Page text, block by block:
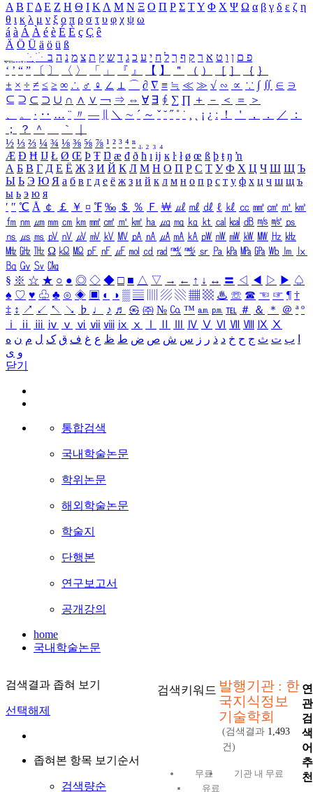
Α Β ΓΔ Ε Ζ Η Θ Ι ΚΛ Μ Ν Ξ Ο Π Ρ Σ ΤΥ Φ Χ Ψ Ω α β γ δ ε ζ η
θ ι κ λ μ ν ξ ο π ρ σ τ υ φ χ ψ ω
á à Á À é è É È ç Ç ê
Ä Ö Ü ä ö ü ß
ִֶֹ ֻּ ׁׂ פ ם ן ו ט א ר ק ף ך ל ח י ע כ ג ד ש ץ ת צ מ נ ה ב
‘ ’ “ ” 〔 〕 〈 〉 「 」 『 』 【 】 ＂ （ ） ［ ］ ｛ ｝
± × ÷ ≠ ≤ ≥ ∞ ∴ ♂ ♀ ∠ ⊥ ⌒ ∂ ∇ ≡ ≒ ≪ ≫ √ ∽ ∝ ∵ ∫ ∬ ∈ ∋
⊆ ⊇ ⊂ ⊃ ∪ ∩ ∧ ∨ ￢ ⇒ ⇔ ∀ ∃ ∮ ∑ ∏ ＋ － ＜ ＝
＞
、
。 · ‥ … ¨ 〃 ― ＼ ∼ ´ ～ ˇ ˘ ˝ ˚ ˙ ¸ ¡ ¿ ː ！ ＇ ， ． ／
：
；
？ ＾ ｀
½ ⅓ ⅔ ¼ ¾ ⅛ ⅜ ⅝ ⅞ ¹ ² ³ ⁴ ⁿ ₁ ₂ ₃ ₄
Æ Ð Ħ Ĳ Ł Ø Œ Þ Ŧ Ŋ æ đ ð ħ ı ĳ ĸ ŀ ł ø œ ß þ ŧ ŋ ŉ
А Б В Г Д Е Ё Ж З И Й К Л М Н О П Р С Т У Ф Х Ц Ч Ш Щ Ъ
Ы Ь Э Ю Я а б в г д е ё ж з и й к л м н о п р с т у ф х ц ч ш щ ъ
ы ь э ю я
′ ″ ℃ Å ￠ ￡ ￥ ¤ ℉ ‰ ＄ ％ Ｆ ￦ ㎕ ㎖ ㎗ ℓ ㎘ ㏄ ㎣ ㎤ ㎥ ㎦
㎙ ㎚ ㎛ ㎜ ㎝ ㎞ ㎟ ㎠ ㎡ ㎢ ㏊ ㎍ ㎎ ㎏ ㏏ ㎈ ㎉ ㏈ ㎧ ㎨ ㎰
㎱ ㎲ ㎳ ㎴ ㎵ ㎶ ㎷ ㎸ ㎹ ㎀ ㎁ ㎂ ㎃ ㎄ ㎺ ㎻ ㎽ ㎾ ㎿ ㎐ ㎑
㎒ ㎓ ㎔ Ω ㏀ ㏁ ㎊ ㎋ ㎌ ㏖ ㏅ ㎭ ㎮ ㎯ ㏛ ㎩ ㎪ ㎫ ㎬ ㏝ ㏐
㏓
㏃ ㏉ ㏜ ㏆
§ ※ ☆ ★ ○ ● ◎ ◇ ◆ □ ■ △ ▽ → ← ↑ ↓ ↔ 〓 ◁ ◀ ▷ ▶ ♤
♠ ♡ ♥ ♧ ♣ ⊙ ◈ ▣ ◐ ◑ ▒ ▤ ▨ ▧ ▦ ▩ ♨ ☏ ☎ ☜ ☞ ¶ †
‡ ↕ ↗ ↙ ↖ ↘ ♭ ♩ ♪ ♬ ㉿ ㈜ № ㏇ ™ ㏂ ㏘ ℡ ＃ ＆ ＊ ＠ ª º
ⅰ
ⅱ ⅲ ⅳ ⅴ ⅵ ⅶ ⅷ ⅸ ⅹ Ⅳ Ⅴ Ⅵ Ⅶ Ⅷ Ⅸ Ⅹ
ب ت ث ج ح خ د ذ ر ز س ش ص ض ط ظ ع غ ف ق ک ل م ن ه
و ی
닫기
통합검색
국내학술논문
학위논문
해외학술논문
학술지
단행본
연구보고서
공개강의
home
국내학술논문
검색결과 좁혀 보기
선택해제
좁혀본 항목 보기순서
검색량순
검색키워드 발행기관 : 한
국지식정보
기술학회
(검색결과 1,493
건)
무료
기관 내 무료
유료
연
관
검
색
어
추
천